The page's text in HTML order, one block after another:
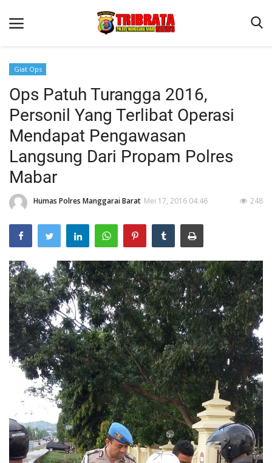
Beranda
Binkam
Terms & Conditions
Reskrim
Lantas
Polisi Kita
Mitra Polisi
Giat Ops
Giat Ops
Ops Patuh Turangga 2016,
Personil Yang Terlibat Operasi
Mendapat Pengawasan
Langsung Dari Propam Polres
Mabar
Humas Polres Manggarai Barat Mei 17, 2016 04:46 248